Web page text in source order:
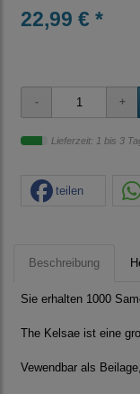
22,99 € *
Lieferzeit: 1 bis 3
teilen
Beschreibung
Sie erhalten 1000
The Kelsae ist eine
Vewendbar als